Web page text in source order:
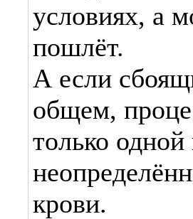
условиях, а
пошлёт.
А если
общем,
только
крови.